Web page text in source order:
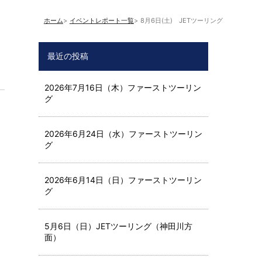
ホーム イベントレポート一覧 8月6日(土) JETツーリング
最近の投稿
2026年7月16日（木）ファーストツーリン
グ
2026年6月24日（水）ファーストツーリン
グ
2026年6月14日（日）ファーストツーリン
グ
5月6日（日）JETツーリング（神田川方
面）